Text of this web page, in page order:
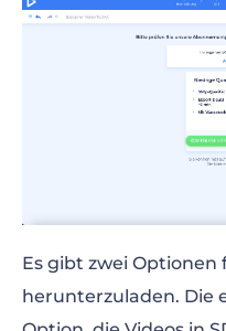
Es gibt zwei Optionen
herunterzuladen. Die